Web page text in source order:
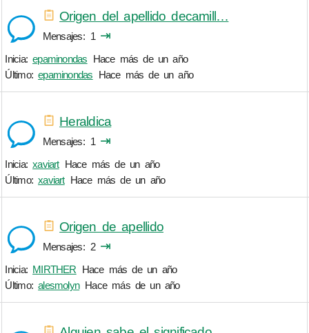
Origen del apellido decamill…
Mensajes 1 ⇥
Inicia:epaminondas Hace más de un año
Último:epaminondas Hace más de un año
Heraldica
Mensajes 1 ⇥
Inicia:xaviart Hace más de un año
Último:xaviart Hace más de un año
Origen de apellido
Mensajes 2 ⇥
Inicia: MIRTHER Hace más de un año
Último:alesmolyn Hace más de un año